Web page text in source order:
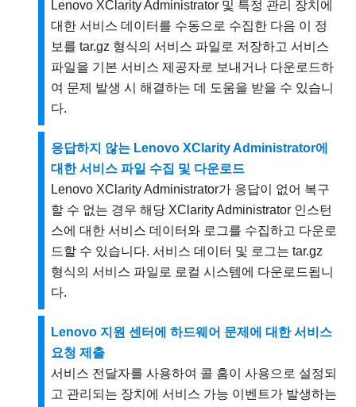
Lenovo XClarity Administrator 및 특정 관리 장치에
대한 서비스 데이터를 수동으로 수집한 다음 이 정
보를 tar.gz 형식의 서비스 파일로 저장하고 서비스
파일을 기본 서비스 제공자로 보내거나 다운로드하
여 문제 발생 시 해결하는 데 도움을 받을 수 있습니
다.
응답하지 않는 Lenovo XClarity Administrator에
대한 서비스 파일 수집 및 다운로드
Lenovo XClarity Administrator가 응답이 없어 복구
할 수 없는 경우 해당 XClarity Administrator 인스턴
스에 대한 서비스 데이터와 로그를 수집하고 다운로
드할 수 있습니다. 서비스 데이터 및 로그는 tar.gz
형식의 서비스 파일로 로컬 시스템에 다운로드됩니
다.
Lenovo 지원 센터에 하드웨어 문제에 대한 서비스
요청 제출
서비스 전달자를 사용하여 콜 홈이 사용으로 설정되
고 관리되는 장치에 서비스 가능 이벤트가 발생하는